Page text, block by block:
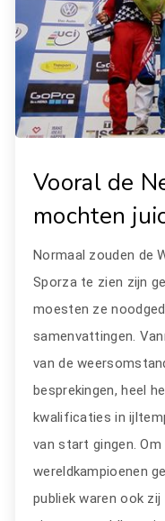
Vooral de
mochten
Normaal zouden de
Sporza te zien zijn
moesten ze
samenvattingen.
van de
besprekingen, heel
kwalificaties in
van start gingen.
wereldkampioenen
publiek waren ook zij